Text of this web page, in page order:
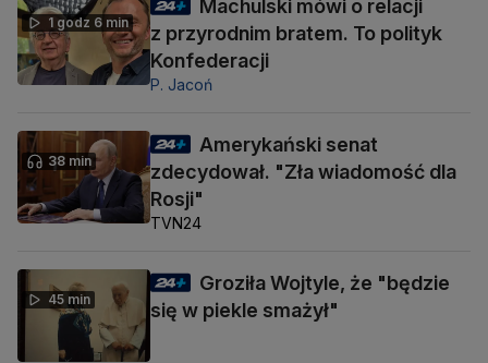
1 godz 6 min
Machulski mówi o relacji
z przyrodnim bratem. To polityk
Konfederacji
P. Jacoń
38 min
Amerykański senat
zdecydował. "Zła wiadomość dla
Rosji"
TVN24
45 min
Groziła Wojtyle, że "będzie
się w piekle smażył"